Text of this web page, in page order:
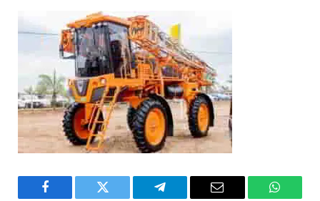
Facebook Twitter Telegram Email